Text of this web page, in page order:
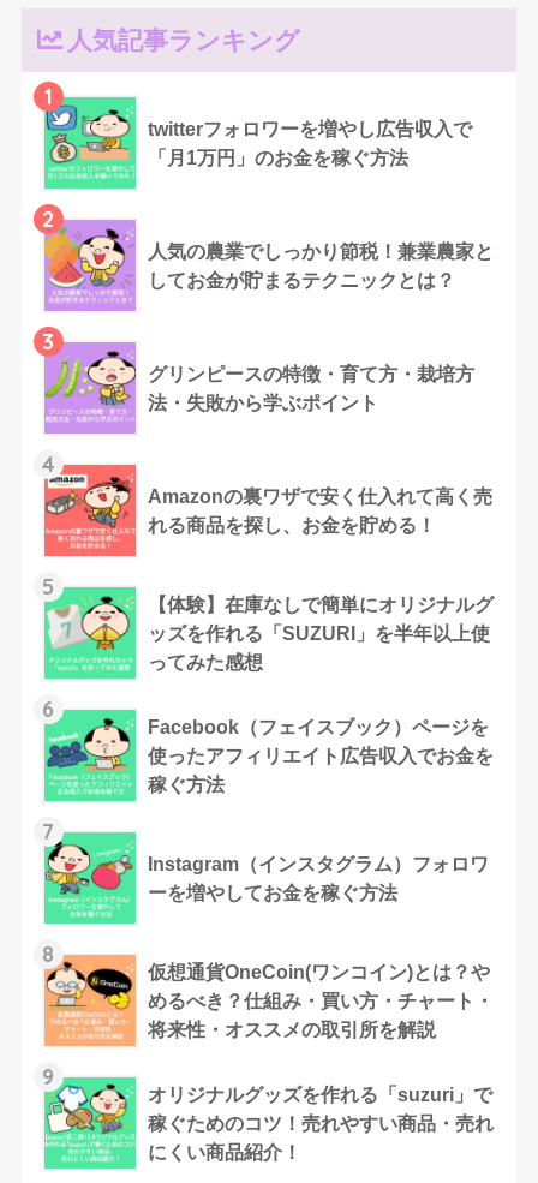
人気記事ランキング
1
twitterフォロワーを増やし広告収入で
「月1万円」のお金を稼ぐ方法
2
人気の農業でしっかり節税！兼業農家と
してお金が貯まるテクニックとは？
3
グリンピースの特徴・育て方・栽培方
法・失敗から学ぶポイント
4
Amazonの裏ワザで安く仕入れて高く売
れる商品を探し、お金を貯める！
5
【体験】在庫なしで簡単にオリジナルグ
ッズを作れる「SUZURI」を半年以上使
ってみた感想
6
Facebook（フェイスブック）ページを
使ったアフィリエイト広告収入でお金を
稼ぐ方法
7
Instagram（インスタグラム）フォロワ
ーを増やしてお金を稼ぐ方法
8
仮想通貨OneCoin(ワンコイン)とは？や
めるべき？仕組み・買い方・チャート・
将来性・オススメの取引所を解説
9
オリジナルグッズを作れる「suzuri」で
稼ぐためのコツ！売れやすい商品・売れ
にくい商品紹介！